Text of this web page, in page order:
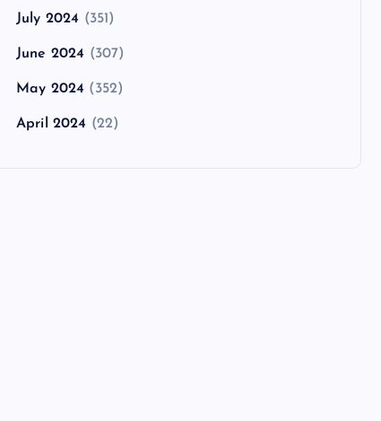
July 2024 (351)
June 2024 (307)
May 2024 (352)
April 2024 (22)